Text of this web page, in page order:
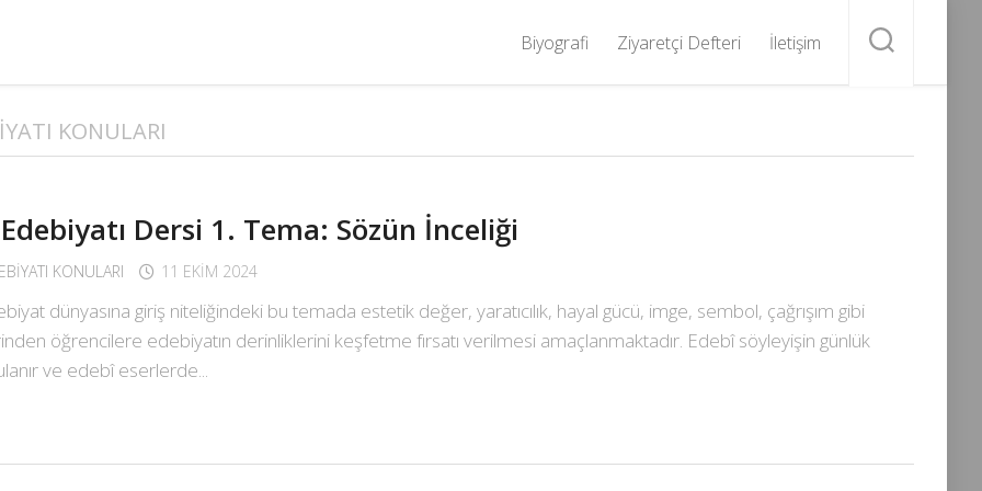
Biyografi Ziyaretçi Defteri İletişim
KONULARI
Dersi 1. Tema: Sözün İnceliği
KONULARI 11 EKIM 2024
dünyasına giriş niteliğindeki bu temada estetik değer, yaratıcılık, hayal gücü, imge, sembol, çağrışım gibi
öğrencilere edebiyatın derinliklerini keşfetme fırsatı verilmesi amaçlanmaktadır. Edebî söyleyişin günlük
ve edebî eserlerde...